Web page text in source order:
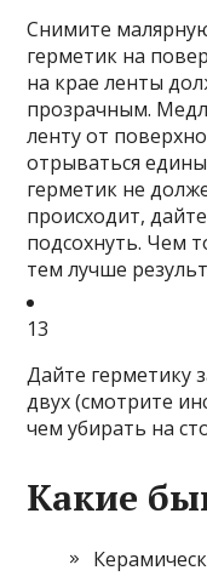
Снимите
герметик на
на крае ленты
прозрачным.
ленту от
отрываться
герметик не
происходит,
подсохнуть. Чем
тем лучше
13
Дайте герметику
двух (смотрите
чем убирать на
Какие